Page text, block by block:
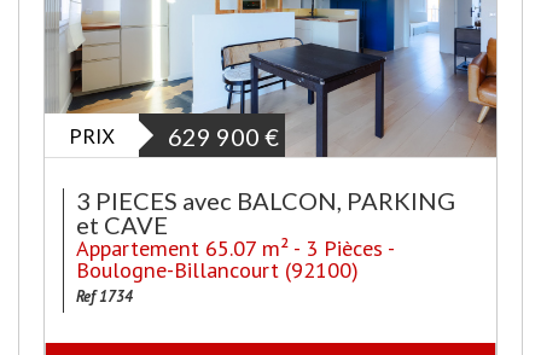
PRIX 629 900 €
3 PIECES avec BALCON, PARKING
et CAVE
Appartement 65.07 m² - 3 Pièces -
Boulogne-Billancourt (92100)
Ref 1734